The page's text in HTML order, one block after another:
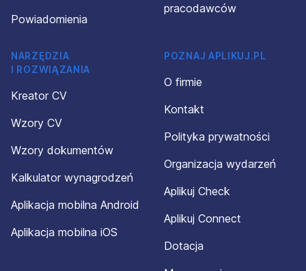
Powiadomienia
pracodawców
NARZĘDZIA
I ROZWIĄZANIA
Kreator CV
Wzory CV
Wzory dokumentów
Kalkulator wynagrodzeń
Aplikacja mobilna Android
Aplikacja mobilna iOS
POZNAJ APLIKUJ.PL
O firmie
Kontakt
Polityka prywatności
Organizacja wydarzeń
Aplikuj Check
Aplikuj Connect
Dotacja